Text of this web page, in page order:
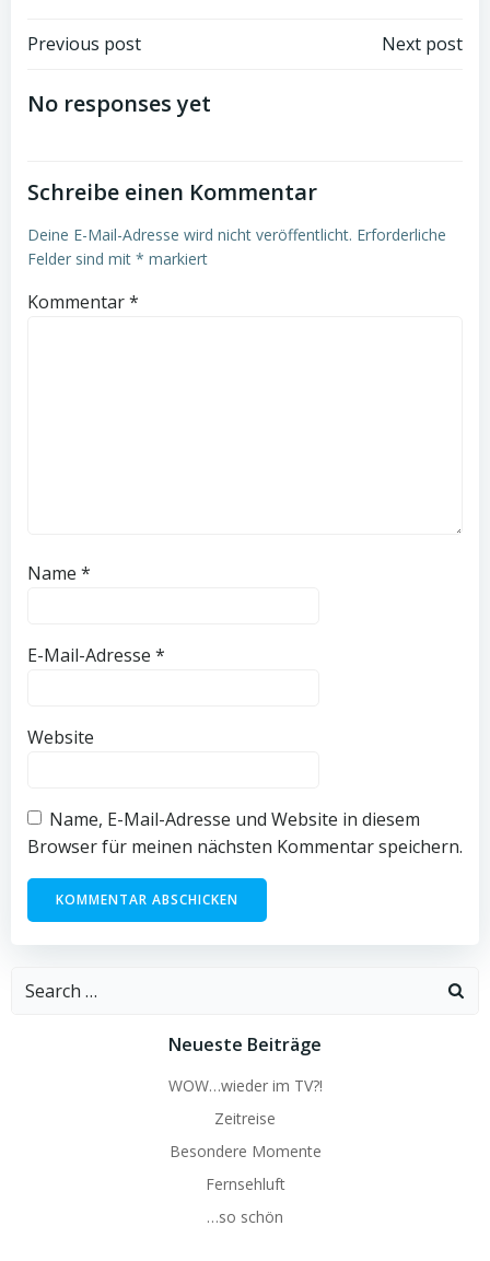
Beitragsnavigation
Previous post Next post
No responses yet
Schreibe einen Kommentar
Deine E-Mail-Adresse wird nicht veröffentlicht. Erforderliche
Felder sind mit * markiert
Kommentar*
Name *
E-Mail-Adresse *
Website
Name, E-Mail-Adresse und Website in diesem
Browser für meinen nächsten Kommentar speichern.
Search
Neueste Beiträge
WOW…wieder im TV?!
Zeitreise
Besondere Momente
Fernsehluft
…so schön